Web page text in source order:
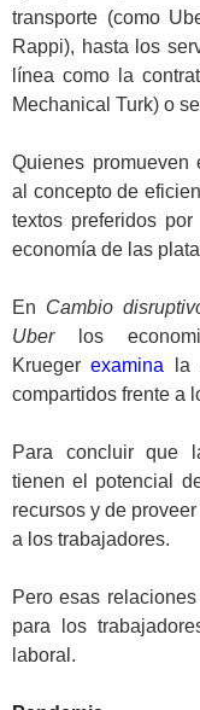
transporte (como
Rappi), hasta los
línea como la
Mechanical Turk) o
Quienes promueven
al concepto de
textos preferidos
economía de las
En Cambio
Uberlos
Kruegerexamina la
compartidos frente a
Para concluir que
tienen el potencial
recursos y de
a los trabajadores.
Pero esas
para los
laboral.